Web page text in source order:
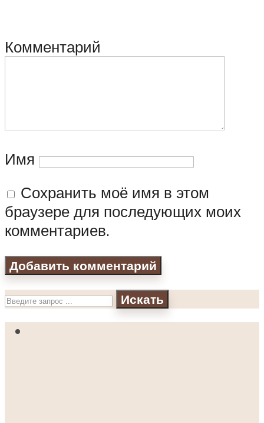
Комментарий
Имя
Сохранить моё имя в этом
браузере для последующих моих
комментариев.
Искать